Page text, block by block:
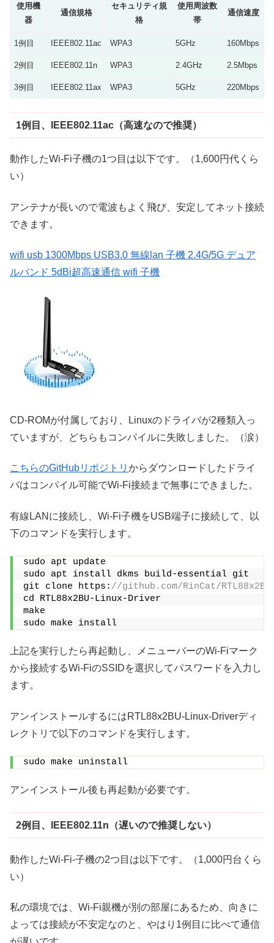
使用機
器
通信規格
セキュリティ規
格
使用周波数
帯
通信速度
1例目 IEEE802.11ac WPA3 5GHz 160Mbps
2例目 IEEE802.11n WPA3 2.4GHz 2.5Mbps
3例目 IEEE802.11ax WPA3 5GHz 220Mbps
1例目、IEEE802.11ac（高速なので推奨）
動作したWi-Fi子機の1つ目は以下です。（1,600円代くら
い）
アンテナが長いので電波もよく飛び、安定してネット接続
できます。
wifi usb 1300Mbps USB3.0 無線lan 子機 2.4G/5G デュア
ルバンド 5dBi超高速通信 wifi 子機
CD-ROMが付属しており、Linuxのドライバが2種類入っ
ていますが、どちらもコンパイルに失敗しました。（涙）
こちらのGitHubリポジトリ からダウンロードしたドライ
バはコンパイル可能でWi-Fi接続まで無事にできました。
有線LANに接続し、Wi-Fi子機をUSB端子に接続して、以
下のコマンドを実行します。
sudo apt update
sudo apt install dkms build-essential git
git clone https: //github.com/RinCat/
cd RTL88x2BU-Linux-Driver
make
sudo make install
上記を実行したら再起動し、メニューバーのWi-Fiマーク
から接続するWi-FiのSSIDを選択してパスワードを入力し
ます。
アンインストールするにはRTL88x2BU-Linux-Driverディ
レクトリで以下のコマンドを実行します。
sudo make uninstall
アンインストール後も再起動が必要です。
2例目、IEEE802.11n（遅いので推奨しない）
動作したWi-Fi-子機の2つ目は以下です。（1,000円台くら
い）
私の環境では、Wi-Fi親機が別の部屋にあるため、向きに
よっては接続が不安定なのと、やはり1例目に比べて通信